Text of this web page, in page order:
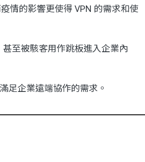
情的影響更使得 VPN 的需求和使
至被駭客用作跳板進入企業內
足企業遠端協作的需求。